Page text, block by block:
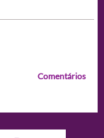
Comentários